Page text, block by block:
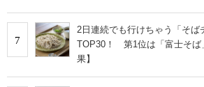
7
2日連続でも行けちゃう「そば
TOP30！ 第1位は「富士そば
果】